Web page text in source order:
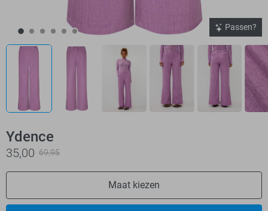
Passen?
Ydence
35,00 69,95
Maat kiezen